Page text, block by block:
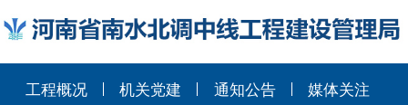
工程概况 机关党建 通知公告 媒体关注